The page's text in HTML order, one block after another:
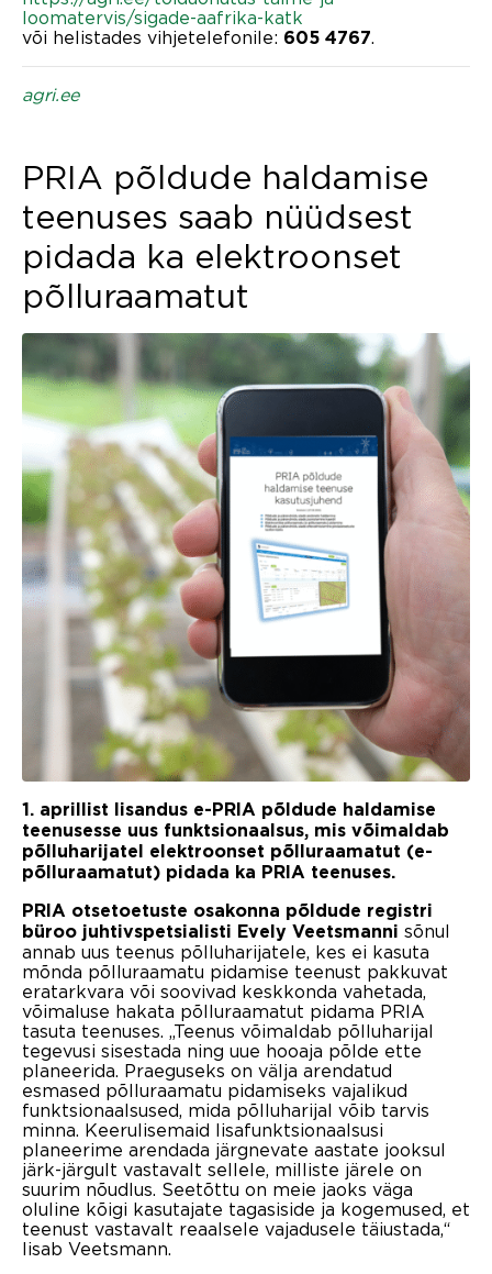
loomatervis/sigade-aafrika-katk
või helistades vihjetelefonile: 605 4767.
agri.ee
PRIA põldude haldamise
teenuses saab nüüdsest
pidada ka elektroonset
põlluraamatut
1. aprillist lisandus e-PRIA põldude haldamise
teenusesse uus funktsionaalsus, mis võimaldab
põlluharijatel elektroonset põlluraamatut (e-
põlluraamatut) pidada ka PRIA teenuses.
PRIA otsetoetuste osakonna põldude registri
büroo juhtivspetsialisti Evely Veetsmanni sõnul
annab uus teenus põlluharijatele, kes ei kasuta
mõnda põlluraamatu pidamise teenust pakkuvat
eratarkvara või soovivad keskkonda vahetada,
võimaluse hakata põlluraamatut pidama PRIA
tasuta teenuses. „Teenus võimaldab põlluharijal
tegevusi sisestada ning uue hooaja põlde ette
planeerida. Praeguseks on välja arendatud
esmased põlluraamatu pidamiseks vajalikud
funktsionaalsused, mida põlluharijal võib tarvis
minna. Keerulisemaid lisafunktsionaalsusi
planeerime arendada järgnevate aastate jooksul
järk-järgult vastavalt sellele, milliste järele on
suurim nõudlus. Seetõttu on meie jaoks väga
oluline kõigi kasutajate tagasiside ja kogemused, et
teenust vastavalt reaalsele vajadusele täiustada,“
lisab Veetsmann.